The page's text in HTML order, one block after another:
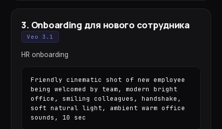
3. Onboarding для нового сотрудника
Veo 3.1
HR onboarding
Friendly cinematic shot of new employee
being welcomed by team, modern bright
office, smiling colleagues, handshake,
soft natural light, ambient warm office
sounds, 10 sec